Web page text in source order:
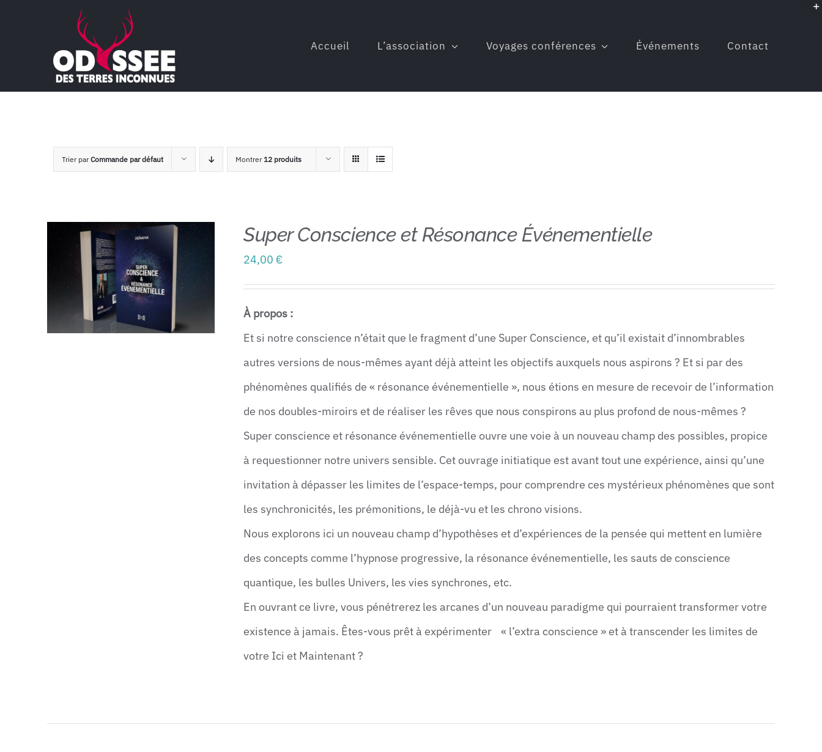
Accueil L’association Voyages conférences Événements Contact
Trier parCommande par défaut Montrer12 produits
Super Conscience et Résonance Événementielle
24,00 €
À propos :
Et si notre conscience n’était que le fragment d’une Super Conscience, et qu’il existait d’innombrables
autres versions de nous-mêmes ayant déjà atteint les objectifs auxquels nous aspirons ? Et si par des
phénomènes qualifiés de « résonance événementielle », nous étions en mesure de recevoir de l’information
de nos doubles-miroirs et de réaliser les rêves que nous conspirons au plus profond de nous-mêmes ?
Super conscience et résonance événementielle ouvre une voie à un nouveau champ des possibles, propice
à requestionner notre univers sensible. Cet ouvrage initiatique est avant tout une expérience, ainsi qu’une
invitation à dépasser les limites de l’espace-temps, pour comprendre ces mystérieux phénomènes que sont
les synchronicités, les prémonitions, le déjà-vu et les chrono visions.
Nous explorons ici un nouveau champ d’hypothèses et d’expériences de la pensée qui mettent en lumière
des concepts comme l’hypnose progressive, la résonance événementielle, les sauts de conscience
quantique, les bulles Univers, les vies synchrones, etc.
En ouvrant ce livre, vous pénétrerez les arcanes d’un nouveau paradigme qui pourraient transformer votre
existence à jamais. Êtes-vous prêt à expérimenter « l’extra conscience » et à transcender les limites de
votre Ici et Maintenant ?